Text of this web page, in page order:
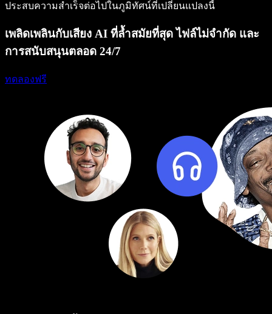
ประสบความสำเร็จต่อไปในภูมิทัศน์ที่เปลี่ยนแปลงนี้
เพลิดเพลินกับเสียง AI ที่ล้ำสมัยที่สุด ไฟล์ไม่จำกัด และ
การสนับสนุนตลอด 24/7
ทดลองฟรี